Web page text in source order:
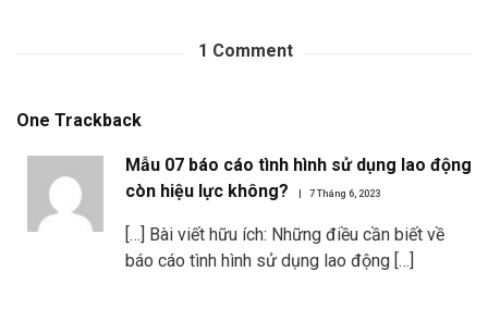
1 Comment
One Trackback
Mẫu 07 báo cáo tình hình sử dụng lao động
còn hiệu lực không?
7 Tháng 6, 2023
[…] Bài viết hữu ích: Những điều cần biết về
báo cáo tình hình sử dụng lao động […]